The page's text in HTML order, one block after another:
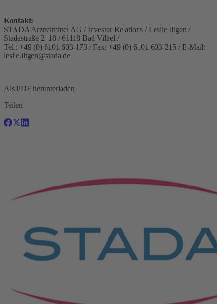
Kontakt:
STADA Arzneimittel AG / Investor Relations / Leslie Iltgen /
Stadastraße 2–18 / 61118 Bad Vilbel /
Tel.: +49 (0) 6101 603-173 / Fax: +49 (0) 6101 603-215 / E-Mail:
leslie.iltgen@stada.de
Als PDF herunterladen
Teilen